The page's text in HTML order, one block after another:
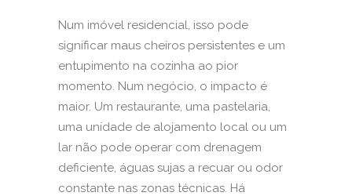
Num imóvel residencial, isso pode
significar maus cheiros persistentes e um
entupimento na cozinha ao pior
momento. Num negócio, o impacto é
maior. Um restaurante, uma pastelaria,
uma unidade de alojamento local ou um
lar não pode operar com drenagem
deficiente, águas sujas a recuar ou odor
constante nas zonas técnicas. Há